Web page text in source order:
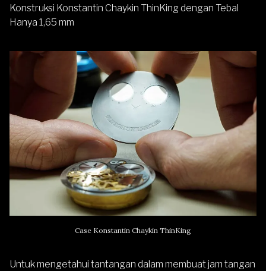
Konstruksi Konstantin Chaykin ThinKing dengan Tebal
Hanya 1,65 mm
Case Konstantin Chaykin ThinKing
Untuk mengetahui tantangan dalam membuat jam tangan